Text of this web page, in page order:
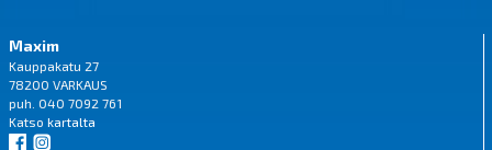
Maxim
Kauppakatu 27
78200 VARKAUS
puh. 040 7092 761
Katso kartalta